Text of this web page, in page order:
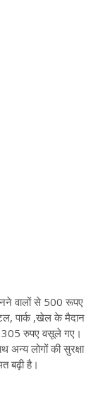
वालों से 500 रूपए
पार्क ,खेल के मैदान
305 रुपए वसूले गए।
अन्य लोगों की सुरक्षा
बढ़ी है।